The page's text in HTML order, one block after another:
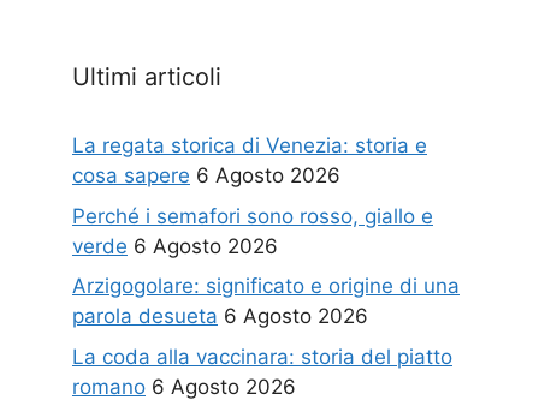
Ultimi articoli
La regata storica di Venezia: storia e
cosa sapere 6 Agosto 2026
Perché i semafori sono rosso, giallo e
verde 6 Agosto 2026
Arzigogolare: significato e origine di una
parola desueta 6 Agosto 2026
La coda alla vaccinara: storia del piatto
romano 6 Agosto 2026